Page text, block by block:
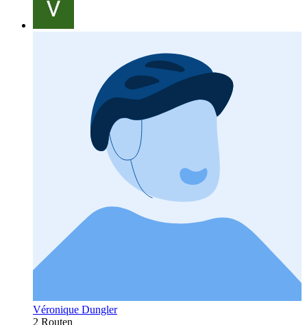
Véronique Dungler
2 Routen